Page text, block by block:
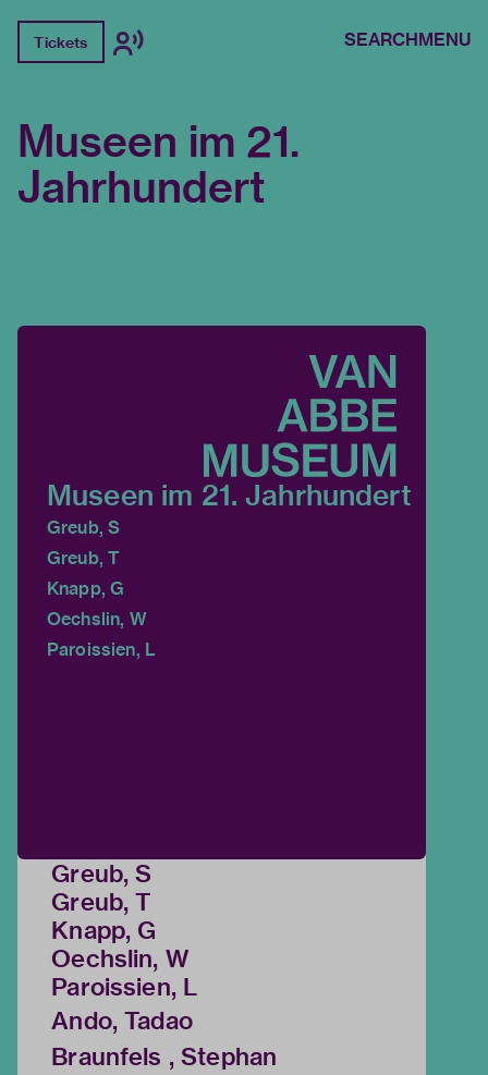
Tickets SEARCHMENU
Museen im 21.
Jahrhundert
Museen im 21. Jahrhundert
Greub, S
Greub, T
Knapp, G
Oechslin, W
Paroissien, L
Greub, S
Greub, T
Knapp, G
Oechslin, W
Paroissien, L
Ando, Tadao
Braunfels , Stephan